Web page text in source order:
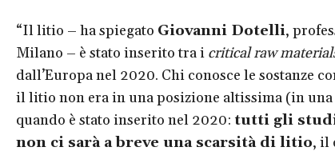
“Il litio – ha spiegato Giovanni Dotelli,
Milano – è stato inserito tra i critical raw
dall’Europa nel 2020. Chi conosce le sostanze
il litio non era in una posizione altissima (in
quando è stato inserito nel 2020: tutti gli
non ci sarà a breve una scarsità di litio, il